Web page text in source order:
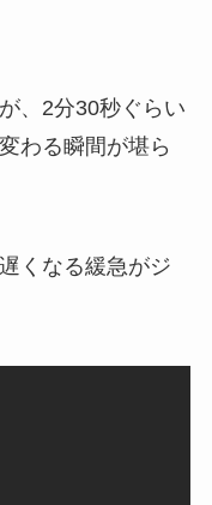
、2分30秒ぐらい
わる瞬間が堪ら
くなる緩急がジ